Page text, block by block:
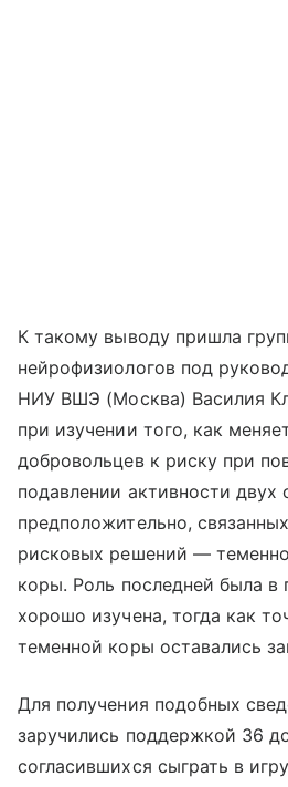
К такому выводу пришла
нейрофизиологов под
НИУ ВШЭ (Москва) Василия
при изучении того, как
добровольцев к риску при
подавлении активности двух
предположительно,
рисковых решений —
коры. Роль последней была
хорошо изучена, тогда как
теменной коры оставались
Для получения подобных
заручились поддержкой 36
согласившихся сыграть в